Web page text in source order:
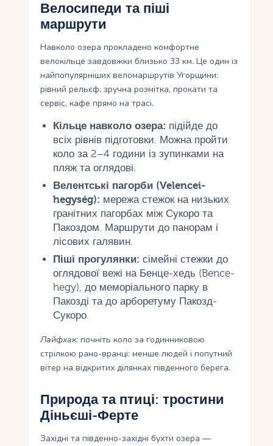
Велосипеди та піші
маршрути
Навколо озера прокладено комфортне
велокільце завдовжки близько 33 км. Це один із
найпопулярніших веломаршрутів Угорщини:
рівний рельєф, зручна розмітка, прокати та
сервіс, кафе прямо на трасі.
Кільце навколо озера: підійде до
всіх рівнів підготовки. Можна пройти
коло за 2–4 години із зупинками на
пляж та оглядові.
Велентські пагорби (Velencei-
hegység): мережа стежок на низьких
гранітних пагорбах між Сукоро та
Пакоздом. Маршрути до панорам і
лісових галявин.
Піші прогулянки: сімейні стежки до
оглядової вежі на Бенце-хедь (Bence-
hegy), до меморіального парку в
Пакозді та до арборетуму Пакозд-
Сукоро.
Лайфхак: почніть коло за годинниковою
стрілкою рано-вранці: менше людей і попутний
вітер на відкритих ділянках південного берега.
Природа та птиці: тростини
Діньєші-Ферте
Західні та південно-західні бухти озера —